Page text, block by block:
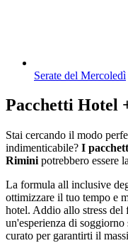
Serate del Mercoledì
Pacchetti Hotel
Stai cercando il modo
indimenticabile? I
Rimini potrebbero essere
La formula all inclusive
ottimizzare il tuo tempo e
hotel. Addio allo stress del
un'esperienza di
curato per garantirti il